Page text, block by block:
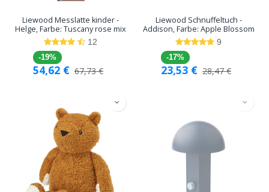
Liewood Messlatte kinder -
Helge, Farbe: Tuscany rose mix
12
-19%
54,62 € 67,73€
Liewood Schnuffeltuch -
Addison, Farbe: Apple Blossom
9
-17%
23,53 € 28,47€